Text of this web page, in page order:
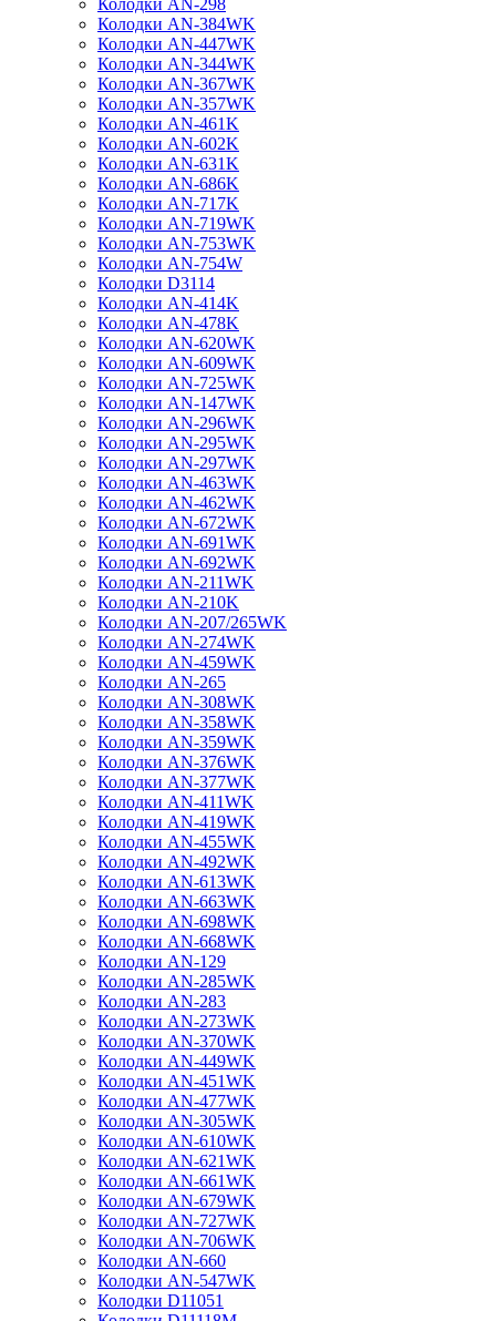
Колодки AN-298
Колодки AN-384WK
Колодки AN-447WK
Колодки AN-344WK
Колодки AN-367WK
Колодки AN-357WK
Колодки AN-461K
Колодки AN-602K
Колодки AN-631K
Колодки AN-686K
Колодки AN-717K
Колодки AN-719WK
Колодки AN-753WK
Колодки AN-754W
Колодки D3114
Колодки AN-414K
Колодки AN-478K
Колодки AN-620WK
Колодки AN-609WK
Колодки AN-725WK
Колодки AN-147WK
Колодки AN-296WK
Колодки AN-295WK
Колодки AN-297WK
Колодки AN-463WK
Колодки AN-462WK
Колодки AN-672WK
Колодки AN-691WK
Колодки AN-692WK
Колодки AN-211WK
Колодки AN-210K
Колодки AN-207/265WK
Колодки AN-274WK
Колодки AN-459WK
Колодки AN-265
Колодки AN-308WK
Колодки AN-358WK
Колодки AN-359WK
Колодки AN-376WK
Колодки AN-377WK
Колодки AN-411WK
Колодки AN-419WK
Колодки AN-455WK
Колодки AN-492WK
Колодки AN-613WK
Колодки AN-663WK
Колодки AN-698WK
Колодки AN-668WK
Колодки AN-129
Колодки AN-285WK
Колодки AN-283
Колодки AN-273WK
Колодки AN-370WK
Колодки AN-449WK
Колодки AN-451WK
Колодки AN-477WK
Колодки AN-305WK
Колодки AN-610WK
Колодки AN-621WK
Колодки AN-661WK
Колодки AN-679WK
Колодки AN-727WK
Колодки AN-706WK
Колодки AN-660
Колодки AN-547WK
Колодки D11051